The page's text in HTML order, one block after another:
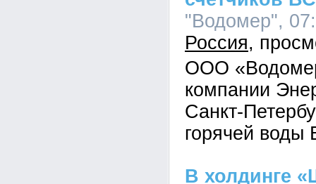
"Водомер",
Россия
ООО
компании
Санкт-
горячей
В холдинге